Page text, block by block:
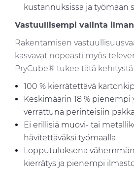
kustannuksissa ja työmaan
Vastuullisempi valinta
Rakentamisen
kasvavat nopeasti myös
PryCube® tukee tätä
100 % kierrätettävä
Keskimäärin 18 %
verrattuna perinteisiin
Ei erillisiä muovi- tai
hävitettäväksi työmaalla
Lopputuloksena
kierrätys ja pienempi